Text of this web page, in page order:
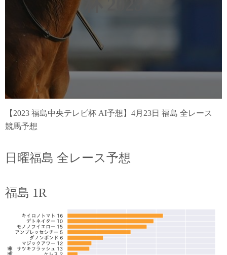
【2023 福島中央テレビ杯 AI予想】4月23日 福島 全レース
競馬予想
日曜福島 全レース予想
福島 1R